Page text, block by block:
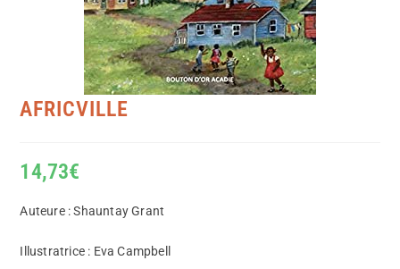
AFRICVILLE
14,73€
Auteure : Shauntay Grant
Illustratrice : Eva Campbell